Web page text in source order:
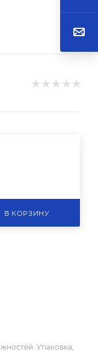
В КОРЗИНУ
Упаковка,